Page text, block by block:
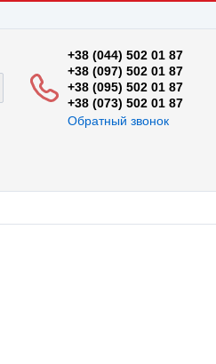
+38 (044) 502 01 87
+38 (097) 502 01 87
+38 (095) 502 01 87
+38 (073) 502 01 87
Обратный звонок